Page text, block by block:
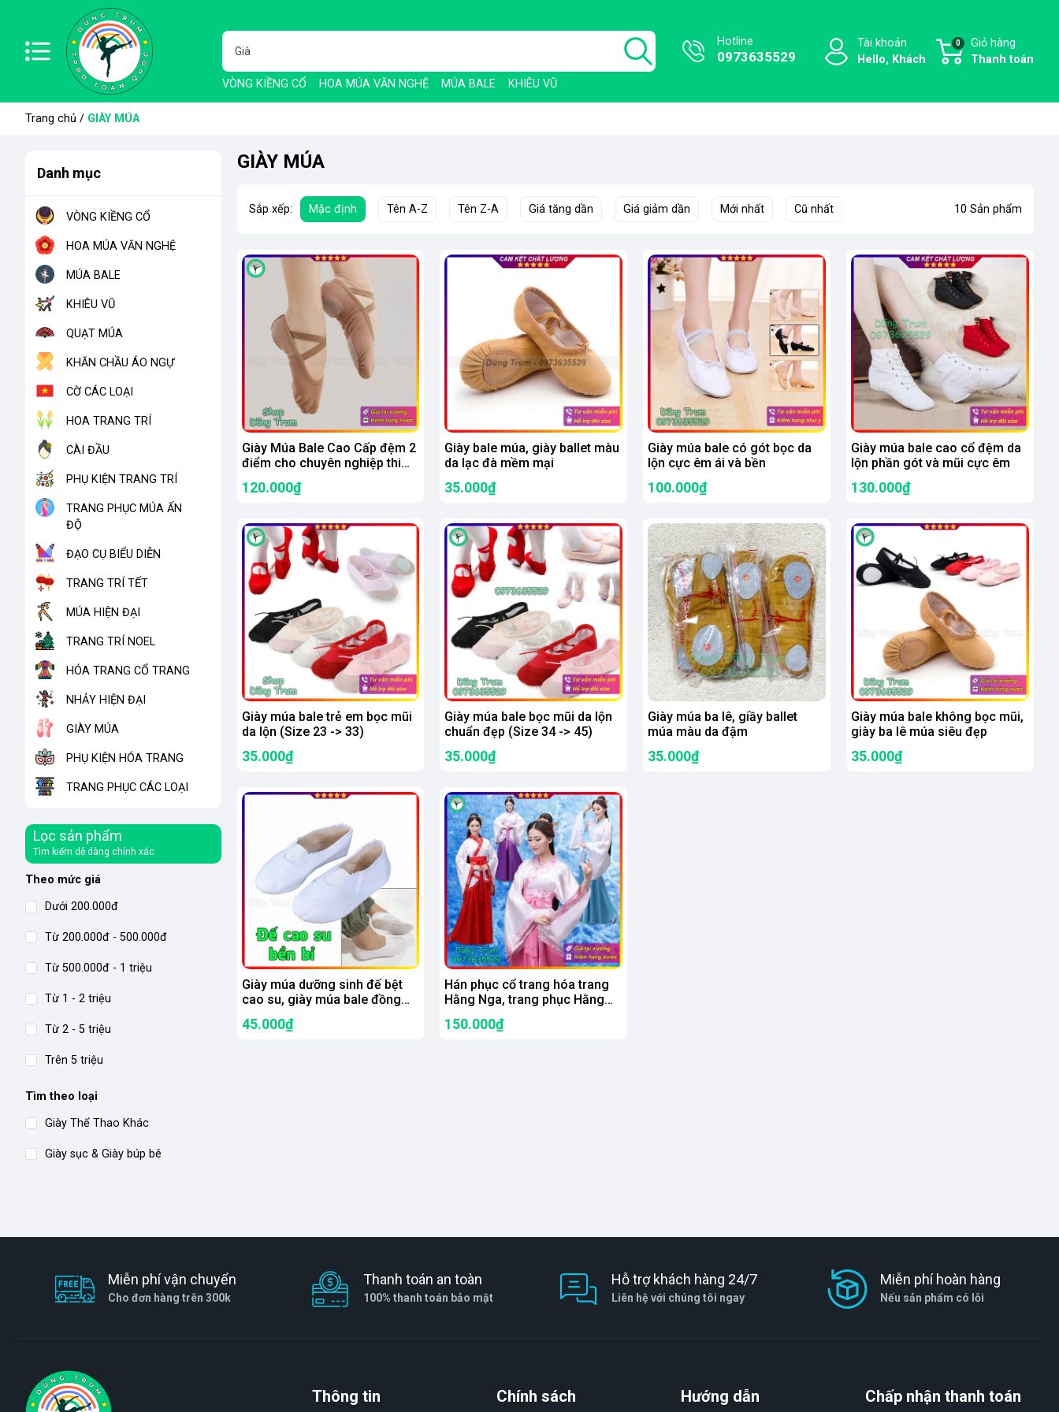
VÒNG KIỀNG CỔ HOA MÚA VĂN NGHỆ MÚA BALE KHIÊU VŨ
Hotline
0973635529
Tài khoản
Hello, Khách
Giỏ hàng
Thanh toán
0
Trang chủ / GIÀY MÚA
Danh mục
VÒNG KIỀNG CỔ
HOA MÚA VĂN NGHỆ
MÚA BALE
KHIÊU VŨ
QUẠT MÚA
KHĂN CHẦU ÁO NGỰ
CỜ CÁC LOẠI
HOA TRANG TRÍ
CÀI ĐẦU
PHỤ KIỆN TRANG TRÍ
TRANG PHỤC MÚA ẤN
ĐỘ
ĐẠO CỤ BIỂU DIỄN
TRANG TRÍ TẾT
MÚA HIỆN ĐẠI
TRANG TRÍ NOEL
HÓA TRANG CỔ TRANG
NHẢY HIỆN ĐẠI
GIÀY MÚA
PHỤ KIỆN HÓA TRANG
TRANG PHỤC CÁC LOẠI
Lọc sản phẩm
Tìm kiếm dễ dàng chính xác
Theo mức giá
Dưới 200.000đ
Từ 200.000đ - 500.000đ
Từ 500.000đ - 1 triệu
Từ 1 - 2 triệu
Từ 2 - 5 triệu
Trên 5 triệu
Tìm theo loại
Giày Thể Thao Khác
Giày sục & Giày búp bê
GIÀY MÚA
Sắp xếp: Mặc định Tên A-Z Tên Z-A Giá tăng dần Giá giảm dần Mới nhất Cũ nhất 10 Sản phẩm
Giày Múa Bale Cao Cấp đệm 2
điểm cho chuyên nghiệp thi
đấu biểu diễn
120.000₫
Giày bale múa, giày ballet màu
da lạc đà mềm mại
35.000₫
Giày múa bale có gót bọc da
lộn cực êm ái và bền
100.000₫
Giày múa bale cao cổ đệm da
lộn phần gót và mũi cực êm
130.000₫
Giày múa bale trẻ em bọc mũi
da lộn (Size 23 -> 33)
35.000₫
Giày múa bale bọc mũi da lộn
chuẩn đẹp (Size 34 -> 45)
35.000₫
Giày múa ba lê, giầy ballet
múa màu da đậm
35.000₫
Giày múa bale không bọc mũi,
giày ba lê múa siêu đẹp
35.000₫
Giày múa dưỡng sinh đế bệt
cao su, giày múa bale đồng
diễn hội thao ngoài trời
45.000₫
Hán phục cổ trang hóa trang
Hằng Nga, trang phục Hằng
Nga biểu diễn
150.000₫
Miễn phí vận chuyển
Cho đơn hàng trên 300k
Thanh toán an toàn
100% thanh toán bảo mật
Hỗ trợ khách hàng 24/7
Liên hệ với chúng tôi ngay
Miễn phí hoàn hàng
Nếu sản phẩm có lỗi
Thông tin Chính sách Hướng dẫn Chấp nhận thanh toán